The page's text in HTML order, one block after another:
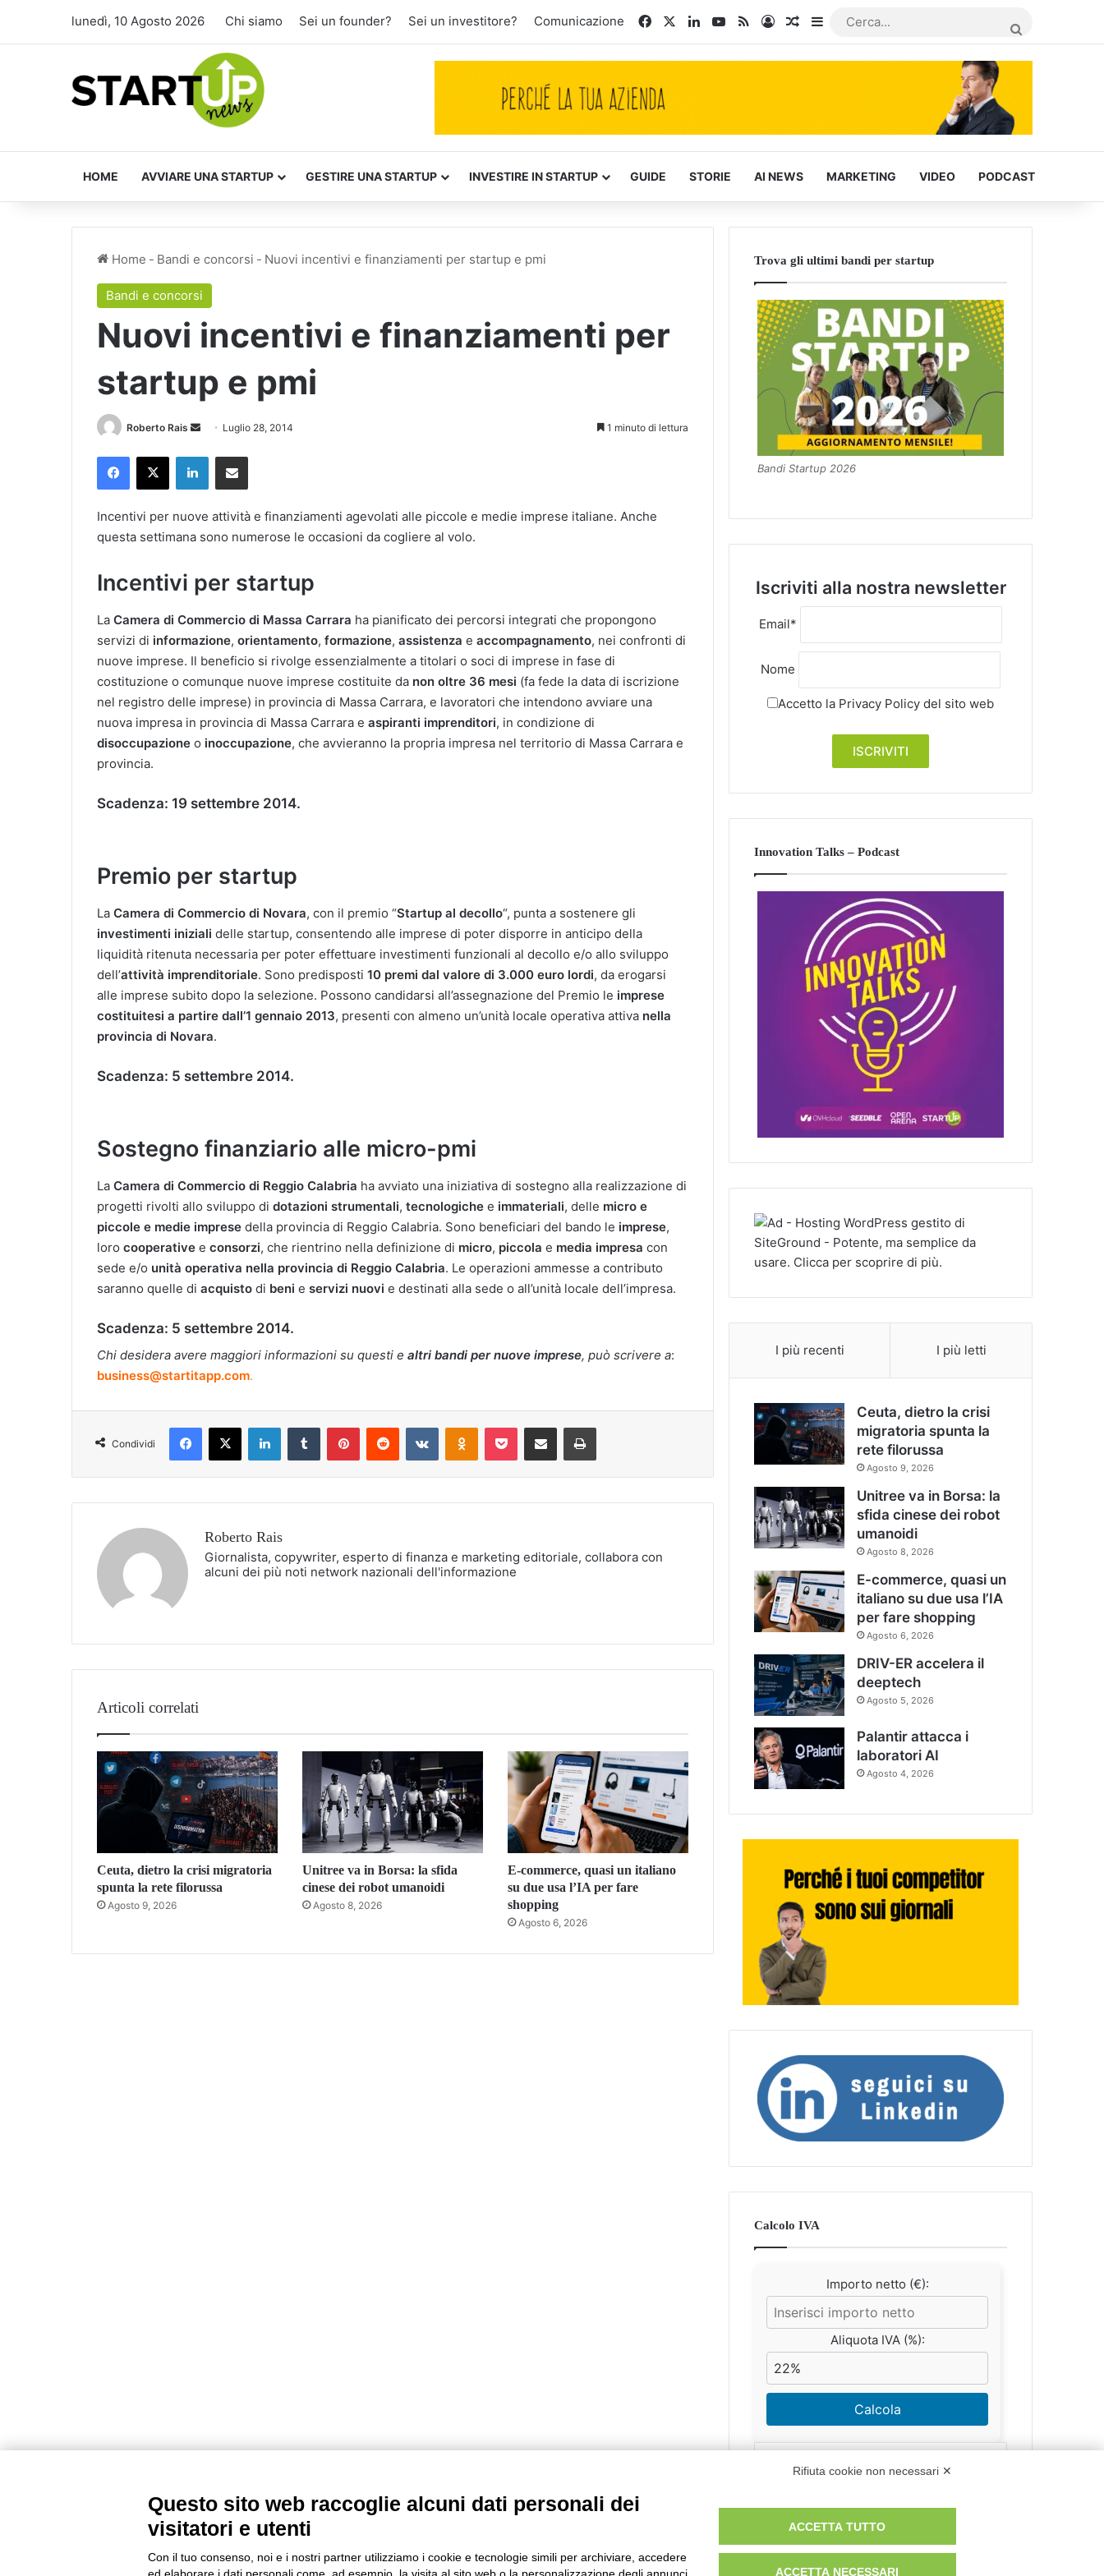
lunedì, 10 Agosto 2026 Chi siamo Sei un founder? Sei un investitore? Comunicazione FacebookLinkedInYou Tube
RSSAccediArticoli Casuali
Barra laterale
HOME AVVIARE UNA STARTUP GESTIRE UNA STARTUP INVESTIRE IN STARTUP GUIDE STORIE AI NEWS MARKETING VIDEO PODCAST
Home - Bandi e concorsi - Nuovi incentivi e finanziamenti per startup e pmi
Bandi e concorsi
Nuovi incentivi e finanziamenti per
startup e pmi
Roberto Rais
Invia Luglio 28, 2014 1 minuto di lettura
Facebook
X LinkedInCondividi via Email
Incentivi per nuove attività e finanziamenti agevolati alle piccole e medie imprese italiane. Anche
questa settimana sono numerose le occasioni da cogliere al volo.
Incentivi per startup
La Camera di Commercio di Massa Carrara ha pianificato dei percorsi integrati che propongono
servizi di informazione, orientamento, formazione, assistenza e accompagnamento, nei confronti di
nuove imprese. Il beneficio si rivolge essenzialmente a titolari o soci di imprese in fase di
costituzione o comunque nuove imprese costituite da non oltre 36 mesi (fa fede la data di iscrizione
nel registro delle imprese) in provincia di Massa Carrara, e lavoratori che intendono avviare una
nuova impresa in provincia di Massa Carrara e aspiranti imprenditori, in condizione di
disoccupazione o inoccupazione, che avvieranno la propria impresa nel territorio di Massa Carrara e
provincia.
Scadenza: 19 settembre 2014.
Premio per startup
La Camera di Commercio di Novara, con il premio “Startup al decollo“, punta a sostenere gli
investimenti iniziali delle startup, consentendo alle imprese di poter disporre in anticipo della
liquidità ritenuta necessaria per poter effettuare investimenti funzionali al decollo e/o allo sviluppo
dell’attività imprenditoriale. Sono predisposti 10 premi dal valore di 3.000 euro lordi, da erogarsi
alle imprese subito dopo la selezione. Possono candidarsi all’assegnazione del Premio le imprese
costituitesi a partire dall’1 gennaio 2013, presenti con almeno un’unità locale operativa attiva nella
provincia di Novara.
Scadenza: 5 settembre 2014.
Sostegno finanziario alle micro-pmi
La Camera di Commercio di Reggio Calabria ha avviato una iniziativa di sostegno alla realizzazione di
progetti rivolti allo sviluppo di dotazioni strumentali, tecnologiche e immateriali, delle micro e
piccole e medie imprese della provincia di Reggio Calabria. Sono beneficiari del bando le imprese,
loro cooperative e consorzi, che rientrino nella definizione di micro, piccola e media impresa con
sede e/o unità operativa nella provincia di Reggio Calabria. Le operazioni ammesse a contributo
saranno quelle di acquisto di beni e servizi nuovi e destinati alla sede o all’unità locale dell’impresa.
Scadenza: 5 settembre 2014.
Chi desidera avere maggiori informazioni su questi e altri bandi per nuove imprese, può scrivere a:
business@startitapp.com.
Condividi
Facebook
X LinkedInTumblrPinterestRedditVKontakteOdnoklassniki
PocketCondividi via Email Stampa
Roberto Rais
Giornalista, copywriter, esperto di finanza e marketing editoriale, collabora con
alcuni dei più noti network nazionali dell'informazione
Articoli correlati
Ceuta, dietro la crisi migratoria
spunta la rete filorussa
Agosto 9, 2026
Unitree va in Borsa: la sfida
cinese dei robot umanoidi
Agosto 8, 2026
E-commerce, quasi un italiano
su due usa l’IA per fare
shopping
Agosto 6, 2026
Trova gli ultimi bandi per startup
Bandi Startup 2026
Iscriviti alla nostra newsletter
Email*
Nome
Accetto la Privacy Policy del sito web
Innovation Talks – Podcast
I più recenti I più letti
Ceuta, dietro la crisi
migratoria spunta la
rete filorussa
Agosto 9, 2026
Unitree va in Borsa: la
sfida cinese dei robot
umanoidi
Agosto 8, 2026
E-commerce, quasi un
italiano su due usa l’IA
per fare shopping
Agosto 6, 2026
DRIV-ER accelera il
deeptech
Agosto 5, 2026
Palantir attacca i
laboratori AI
Agosto 4, 2026
Calcolo IVA
Importo netto (€):
Aliquota IVA (%):
Calcola
Scorporo IVA
Importo lordo (€):
Rifiuta cookie non necessari ✕
Questo sito web raccoglie alcuni dati personali dei
visitatori e utenti
Con il tuo consenso, noi e i nostri partner utilizziamo i cookie e tecnologie simili per archiviare, accedere
ACCETTA TUTTO
ACCETTA NECESSARI